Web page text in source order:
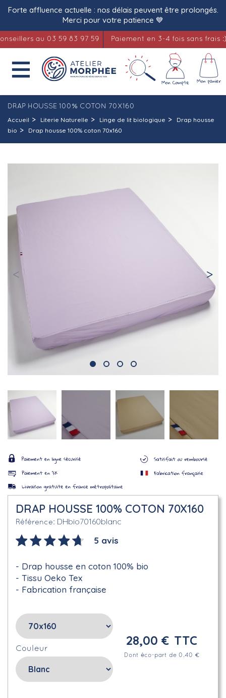
Forte affluence actuelle : nos délais peuvent être prolongés.
Merci pour votre patience 💙
au 03 59 83 97 59 Paiement en 3-4 fois sans frais :)

DRAP HOUSSE 100% COTON 70X160
Accueil Literie Naturelle Linge de lit biologique
Drap housse
bio
Drap housse 100% coton 70x160
DRAP HOUSSE 100% COTON 70X160
Référence DHbio70160blanc
5 avis
Drap housse en coton 100% bio
Tissu Oeko Tex
Fabrication française
Couleur
28,00 € TTC
Dont éco-part de 0.40 €